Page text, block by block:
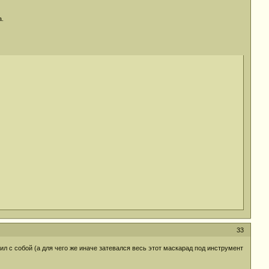
33
с собой (а для чего же иначе затевался весь этот маскарад под инструмент